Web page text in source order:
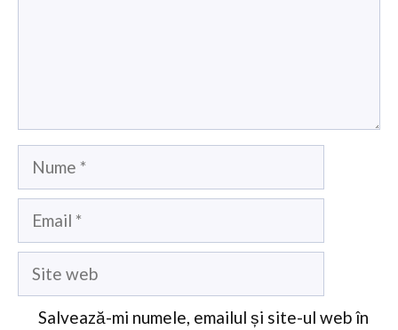
web
Salvează-mi numele, emailul și site-ul web în